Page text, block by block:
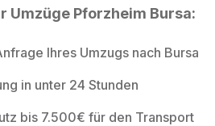
Umzüge Pforzheim Bursa:
Ihres Umzugs nach Bursa
in unter 24 Stunden
bis 7.500€ für den Transport